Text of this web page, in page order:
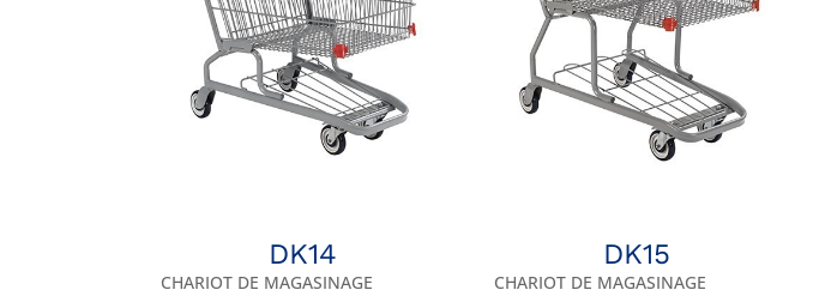
DK14
CHARIOT DE MAGASINAGE
DK15
CHARIOT DE MAGASINAGE